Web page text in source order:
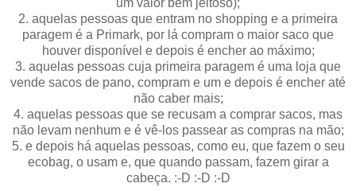
2. aquelas pessoas que entram no shopping e a primeira
paragem é a Primark, por lá compram o maior saco que
houver disponível e depois é encher ao máximo;
3. aquelas pessoas cuja primeira paragem é uma loja que
vende sacos de pano, compram e um e depois é encher até
não caber mais;
4. aquelas pessoas que se recusam a comprar sacos, mas
não levam nenhum e é vê-los passear as compras na mão;
5. e depois há aquelas pessoas, como eu, que fazem o seu
ecobag, o usam e, que quando passam, fazem girar a
cabeça. :-D :-D :-D